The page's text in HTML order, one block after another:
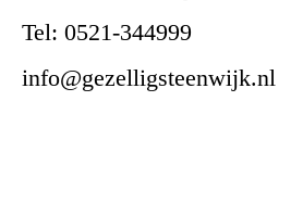
Tel: 0521-344999
info@gezelligsteenwijk.nl